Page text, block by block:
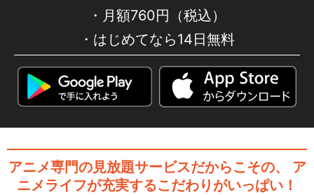
月額760円（税込）
はじめてなら14日無料
アニメ専門の見放題サービスだからこその、
ア
ニメライフが充実するこだわりがいっぱい！